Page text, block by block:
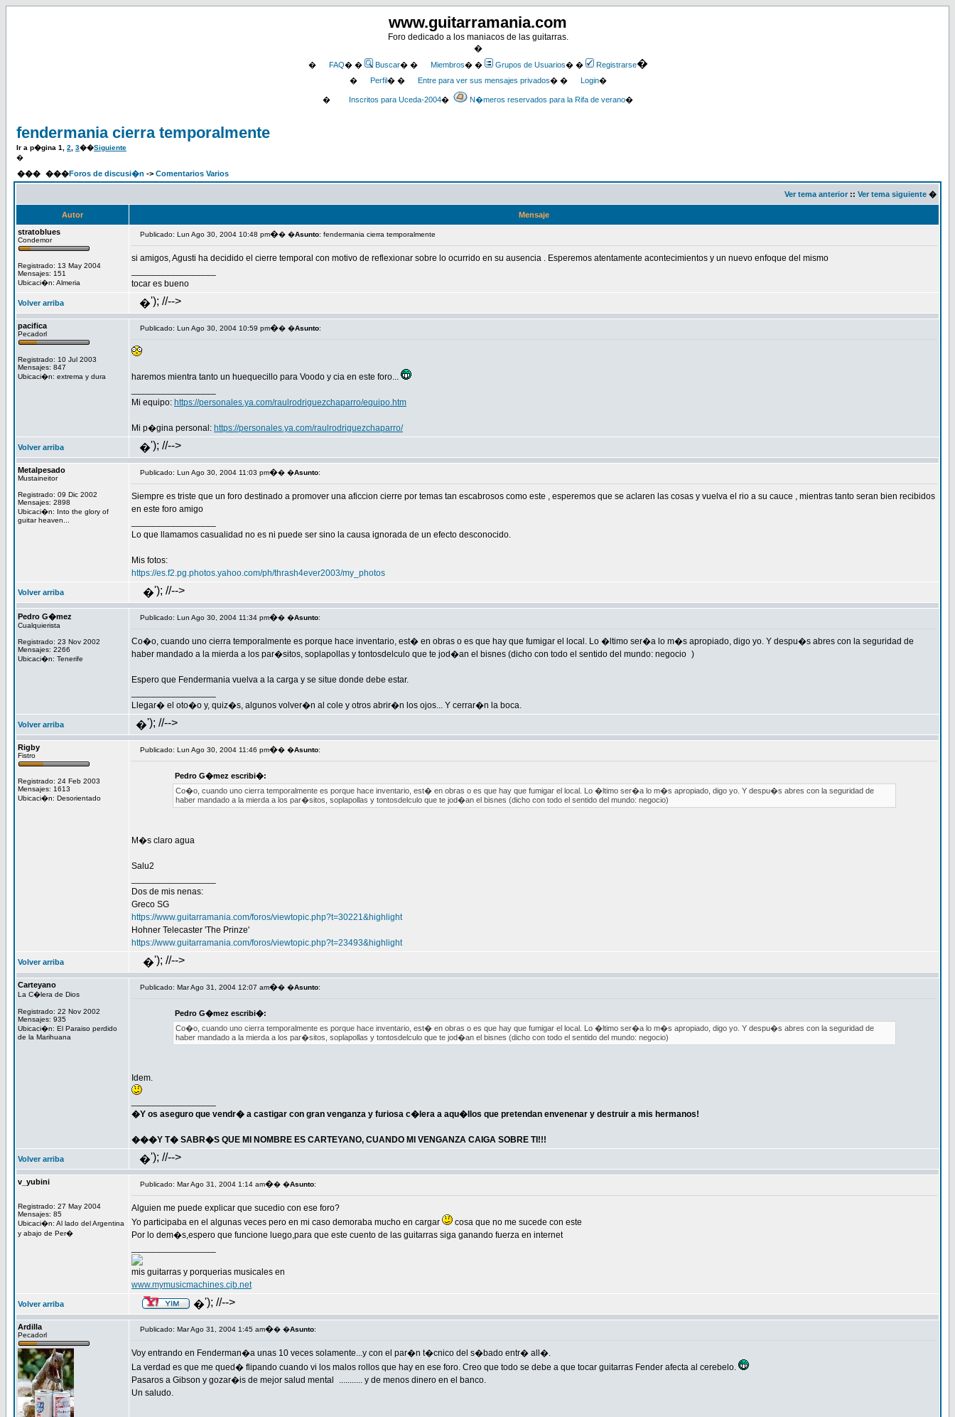
www.guitarramania.com
Foro dedicado a los maniacos de las guitarras.
�
� FAQ� � Buscar� � Miembros� � Grupos de Usuarios� � Registrarse�
� Perfil� � Entre para ver sus mensajes privados� � Login�
� Inscritos para Uceda-2004� N�meros reservados para la Rifa de verano�
fendermania cierra temporalmente
Ir a p�gina 1 2 3��Siguiente
�
��� ���Foros de discusi�n -> Comentarios Varios
Ver tema anterior :: Ver tema siguiente �
Autor
Mensaje
stratoblues
Condemor
Registrado: 13 May 2004
Mensajes: 151
Ubicaci�n: Almeria
Publicado: Lun Ago 30, 2004 10:48 pm�� �Asunto: fendermania cierra temporalmente
si amigos, Agusti ha decidido el cierre temporal con motivo de reflexionar sobre lo ocurrido en su ausencia . Esperemos atentamente acontecimientos y un nuevo enfoque del mismo
tocar es bueno
Volver arriba �'); //-->
pacifica
Pecadorl
Registrado: 10 Jul 2003
Mensajes: 847
Ubicaci�n: extrema y dura
Publicado: Lun Ago 30, 2004 10:59 pm�� �Asunto:
haremos mientra tanto un huequecillo para Voodo y cia en este foro...
Mi equipo: https://personales.ya.com/raulrodriguezchaparro/equipo.htm
Mi p�gina personal: https://personales.ya.com/raulrodriguezchaparro/
Volver arriba �'); //-->
Metalpesado
Mustaineitor
Registrado: 09 Dic 2002
Mensajes: 2898
Ubicaci�n: Into the glory of
guitar heaven...
Publicado: Lun Ago 30, 2004 11:03 pm�� �Asunto:
Siempre es triste que un foro destinado a promover una aficcion cierre por temas tan escabrosos como este , esperemos que se aclaren las cosas y vuelva el rio a su cauce , mientras tanto seran bien recibidos
en este foro amigo
Lo que llamamos casualidad no es ni puede ser sino la causa ignorada de un efecto desconocido.
Mis fotos:
https://es.f2.pg.photos.yahoo.com/ph/thrash4ever2003/my_photos
Volver arriba �'); //-->
Pedro G�mez
Cualquierista
Registrado: 23 Nov 2002
Mensajes: 2266
Ubicaci�n: Tenerife
Publicado: Lun Ago 30, 2004 11:34 pm�� �Asunto:
Co�o, cuando uno cierra temporalmente es porque hace inventario, est� en obras o es que hay que fumigar el local. Lo �ltimo ser�a lo m�s apropiado, digo yo. Y despu�s abres con la seguridad de
haber mandado a la mierda a los par�sitos, soplapollas y tontosdelculo que te jod�an el bisnes (dicho con todo el sentido del mundo: negocio )
Espero que Fendermania vuelva a la carga y se situe donde debe estar.
Llegar� el oto�o y, quiz�s, algunos volver�n al cole y otros abrir�n los ojos... Y cerrar�n la boca.
Volver arriba �'); //-->
Rigby
Fistro
Registrado: 24 Feb 2003
Mensajes: 1613
Ubicaci�n: Desorientado
Publicado: Lun Ago 30, 2004 11:46 pm�� �Asunto:
Pedro G�mez escribi�:
Co�o, cuando uno cierra temporalmente es porque hace inventario, est� en obras o es que hay que fumigar el local. Lo �ltimo ser�a lo m�s apropiado, digo yo. Y despu�s abres con la seguridad de
haber mandado a la mierda a los par�sitos, soplapollas y tontosdelculo que te jod�an el bisnes (dicho con todo el sentido del mundo: negocio)
M�s claro agua
Salu2
Dos de mis nenas:
Greco SG
https://www.guitarramania.com/foros/viewtopic.php?t=30221&highlight
Hohner Telecaster 'The Prinze'
https://www.guitarramania.com/foros/viewtopic.php?t=23493&highlight
Volver arriba �'); //-->
Carteyano
La C�lera de Dios
Registrado: 22 Nov 2002
Mensajes: 935
Ubicaci�n: El Paraiso perdido
de la Marihuana
Publicado: Mar Ago 31, 2004 12:07 am�� �Asunto:
Pedro G�mez escribi�:
Co�o, cuando uno cierra temporalmente es porque hace inventario, est� en obras o es que hay que fumigar el local. Lo �ltimo ser�a lo m�s apropiado, digo yo. Y despu�s abres con la seguridad de
haber mandado a la mierda a los par�sitos, soplapollas y tontosdelculo que te jod�an el bisnes (dicho con todo el sentido del mundo: negocio)
Idem.
�Y os aseguro que vendr� a castigar con gran venganza y furiosa c�lera a aqu�llos que pretendan envenenar y destruir a mis hermanos!
���Y T� SABR�S QUE MI NOMBRE ES CARTEYANO, CUANDO MI VENGANZA CAIGA SOBRE TI!!!
Volver arriba �'); //-->
v_yubini
Registrado: 27 May 2004
Mensajes: 85
Ubicaci�n: Al lado del Argentina
y abajo de Per�
Publicado: Mar Ago 31, 2004 1:14 am�� �Asunto:
Alguien me puede explicar que sucedio con ese foro?
Yo participaba en el algunas veces pero en mi caso demoraba mucho en cargar
cosa que no me sucede con este
Por lo dem�s,espero que funcione luego,para que este cuento de las guitarras siga ganando fuerza en internet
mis guitarras y porquerias musicales en
www.mymusicmachines.cjb.net
Volver arriba �'); //-->
Ardilla
Pecadorl
Publicado: Mar Ago 31, 2004 1:45 am�� �Asunto:
Voy entrando en Fenderman�a unas 10 veces solamente...y con el par�n t�cnico del s�bado entr� all�.
La verdad es que me qued� flipando cuando vi los malos rollos que hay en ese foro. Creo que todo se debe a que tocar guitarras Fender afecta al cerebelo.
Pasaros a Gibson y gozar�is de mejor salud mental
........... y de menos dinero en el banco.
Un saludo.